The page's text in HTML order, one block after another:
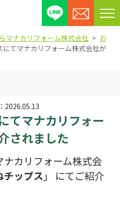
メ
ニ
マナカリフォーム株式会社
お
にてマナカリフォーム株式会社が
2026.05.13
てマナカリフォー
されました
カリフォーム株式会
チップス 」 にてご紹介